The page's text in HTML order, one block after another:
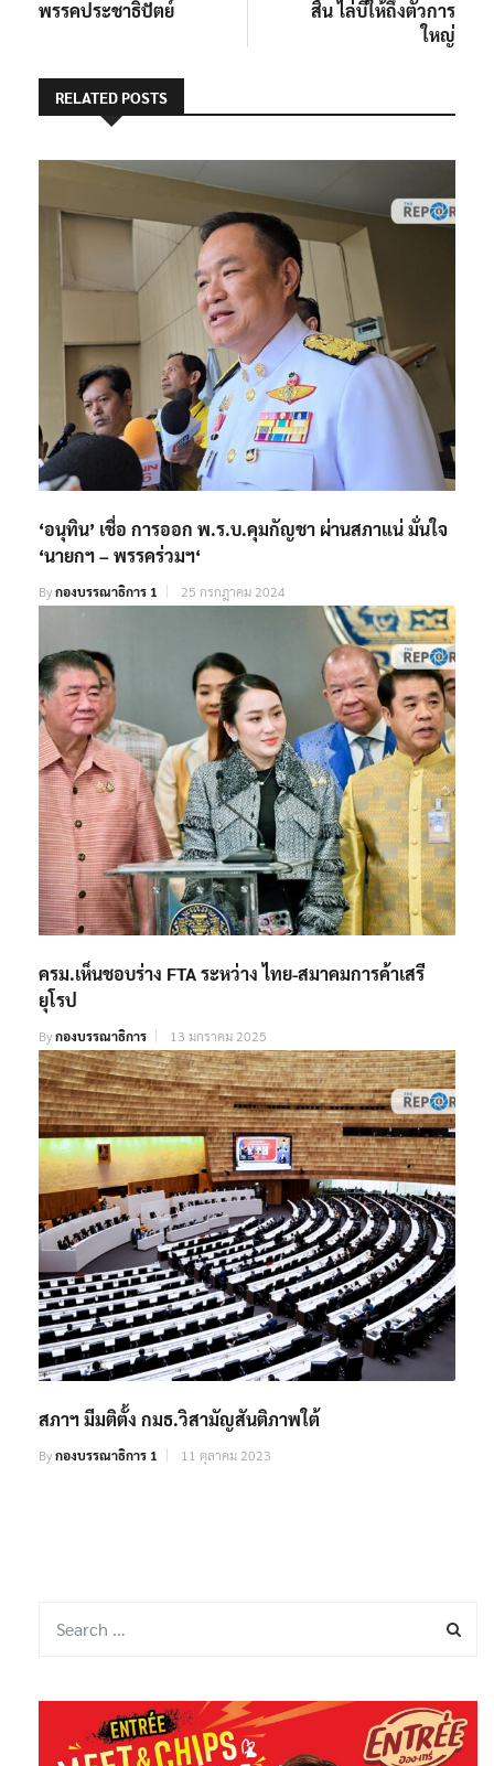
พรรคประชาธิปัตย์
สิ้น ไล่บี้ให้ถึงตัวการ
ใหญ่
RELATED POSTS
‘อนุทิน’ เชื่อ การออก พ.ร.บ.คุมกัญชา ผ่านสภาแน่ มั่นใจ
‘นายกฯ – พรรคร่วมฯ‘
Byกองบรรณาธิการ 1 25 กรกฎาคม 2024
ครม.เห็นชอบร่าง FTA ระหว่าง ไทย-สมาคมการค้าเสรี
ยุโรป
Byกองบรรณาธิการ 13 มกราคม 2025
สภาฯ มีมติตั้ง กมธ.วิสามัญสันติภาพใต้
Byกองบรรณาธิการ 1 11 ตุลาคม 2023